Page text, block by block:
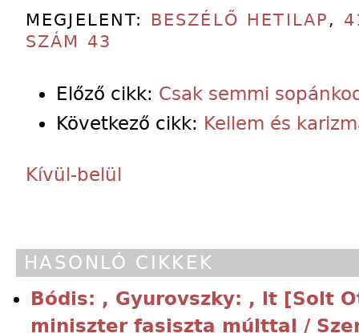
MEGJELENT: BESZÉLŐ HETILAP ,
SZÁM 43
Előző cikk: Csak semmi
Következő cikk: Kellem és
Kívül-belül
HASONLÓ CIKKEK
Bódis: , Gyurovszky: , lt [Solt
miniszter fasiszta múlttal /